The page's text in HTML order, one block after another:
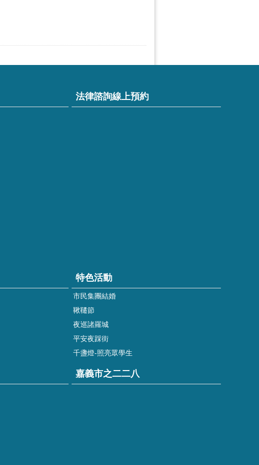
法律諮詢線上預約
特色活動
市民集團結婚
鞦韆節
夜巡諸羅城
平安夜踩街
千盞燈-照亮眾學生
嘉義市之二二八